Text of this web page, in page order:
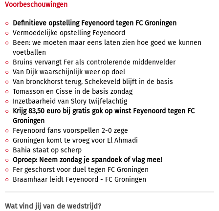
Voorbeschouwingen
Definitieve opstelling Feyenoord tegen FC Groningen
Vermoedelijke opstelling Feyenoord
Been: we moeten maar eens laten zien hoe goed we kunnen
voetballen
Bruins vervangt Fer als controlerende middenvelder
Van Dijk waarschijnlijk weer op doel
Van bronckhorst terug, Schekeveld blijft in de basis
Tomasson en Cisse in de basis zondag
Inzetbaarheid van Slory twijfelachtig
Krijg 83,50 euro bij gratis gok op winst Feyenoord tegen FC
Groningen
Feyenoord fans voorspellen 2-0 zege
Groningen komt te vroeg voor El Ahmadi
Bahia staat op scherp
Oproep: Neem zondag je spandoek of vlag mee!
Fer geschorst voor duel tegen FC Groningen
Braamhaar leidt Feyenoord - FC Groningen
Wat vind jij van de wedstrijd?